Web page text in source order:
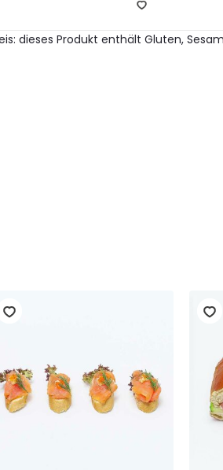
dieses Produkt enthält Gluten,